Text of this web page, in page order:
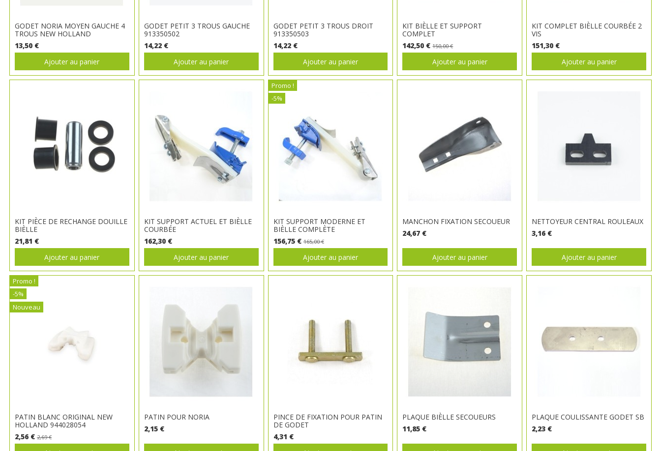
GODET NORIA MOYEN GAUCHE 4
TROUS NEW HOLLAND
13,50 €
Ajouter au panier
GODET PETIT 3 TROUS GAUCHE
913350502
14,22 €
Ajouter au panier
GODET PETIT 3 TROUS DROIT
913350503
14,22 €
Ajouter au panier
KIT BIÈLLE ET SUPPORT
COMPLET
142,50 €150,00 €
Ajouter au panier
KIT COMPLET BIÈLLE COURBÉE 2
VIS
151,30 €
Ajouter au panier
KIT PIÈCE DE RECHANGE DOUILLE
BIÈLLE
21,81 €
Ajouter au panier
KIT SUPPORT ACTUEL ET BIÈLLE
COURBÉE
162,30 €
Ajouter au panier
Promo !
-5%
KIT SUPPORT MODERNE ET
BIÈLLE COMPLÈTE
156,75 €165,00 €
Ajouter au panier
MANCHON FIXATION SECOUEUR
24,67 €
Ajouter au panier
NETTOYEUR CENTRAL ROULEAUX
3,16 €
Ajouter au panier
Promo !
-5%
Nouveau
PATIN BLANC ORIGINAL NEW
HOLLAND 944028054
2,56 € 2,69 €
PATIN POUR NORIA
2,15 €
PINCE DE FIXATION POUR PATIN
DE GODET
4,31 €
PLAQUE BIÈLLE SECOUEURS
11,85 €
PLAQUE COULISSANTE GODET SB
2,23 €